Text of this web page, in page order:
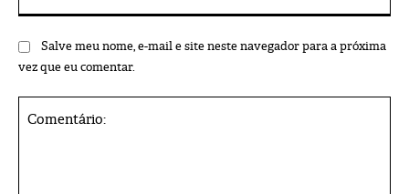
Salve meu nome, e-mail e site neste navegador para a próxima
vez que eu comentar.